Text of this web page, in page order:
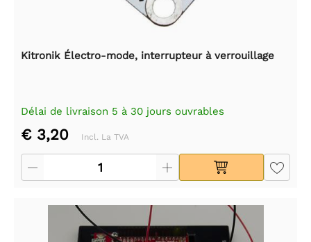
Kitronik Électro-mode, interrupteur à verrouillage
Délai de livraison 5 à 30 jours ouvrables
€ 3,20 Incl. La TVA